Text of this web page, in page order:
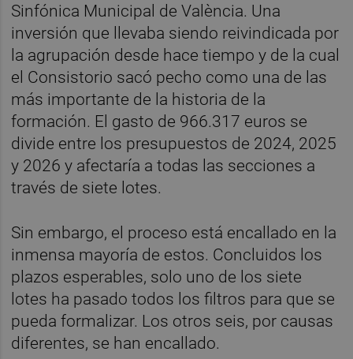
Sinfónica Municipal de València. Una
inversión que llevaba siendo reivindicada por
la agrupación desde hace tiempo y de la cual
el Consistorio sacó pecho como una de las
más importante de la historia de la
formación. El gasto de 966.317 euros se
divide entre los presupuestos de 2024, 2025
y 2026 y afectaría a todas las secciones a
través de siete lotes.
Sin embargo, el proceso está encallado en la
inmensa mayoría de estos. Concluidos los
plazos esperables, solo uno de los siete
lotes ha pasado todos los filtros para que se
pueda formalizar. Los otros seis, por causas
diferentes, se han encallado.